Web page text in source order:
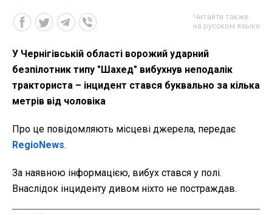
Читайте также
на русском языке
У Чернігівській області ворожий ударний
безпілотник типу "Шахед" вибухнув неподалік
тракториста – інцидент стався буквально за кілька
метрів від чоловіка
Про це повідомляють місцеві джерела, передає
RegioNews.
За наявною інформацією, вибух стався у полі.
Внаслідок інциденту дивом ніхто не постраждав.